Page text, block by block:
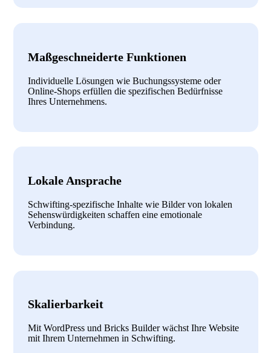
Maßgeschneiderte Funktionen
Individuelle Lösungen wie Buchungssysteme oder
Online-Shops erfüllen die spezifischen Bedürfnisse
Ihres Unternehmens.
Lokale Ansprache
Schwifting-spezifische Inhalte wie Bilder von lokalen
Sehenswürdigkeiten schaffen eine emotionale
Verbindung.
Skalierbarkeit
Mit WordPress und Bricks Builder wächst Ihre Website
mit Ihrem Unternehmen in Schwifting.